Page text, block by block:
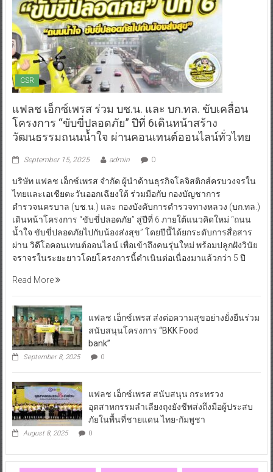
CSR
แฟลช เอ็กซ์เพรส ร่วม บช.น. และ บก.ทล. ขับเคลื่อน
โครงการ “ขับขี่ปลอดภัย” ปีที่ 6เดินหน้าสร้าง
วัฒนธรรมถนนน้ำใจ ผ่านคอนเทนต์ออนไลน์ทั่วไทย
September 15, 2025 admin 0
บริษัท แฟลช เอ็กซ์เพรส จำกัด ผู้นำด้านธุรกิจโลจิสติกส์ครบวงจรใน
ไทยและเอเชียตะวันออกเฉียงใต้ ร่วมมือกับ กองบัญชาการ
ตำรวจนครบาล (บช.น.) และ กองบังคับการตำรวจทางหลวง (บก.ทล.)
เดินหน้าโครงการ “ขับขี่ปลอดภัย” สู่ปีที่ 6 ภายใต้แนวคิดใหม่ “ถนน
น้ำใจ ขับขี่ปลอดภัยไปกับน้องส่งสุข” โดยปีนี้ได้ยกระดับการสื่อสาร
ผ่าน วิดีโอคอนเทนต์ออนไลน์ เพื่อเข้าถึงคนรุ่นใหม่ พร้อมปลูกฝังวินัย
จราจรในระยะยาวโดยโครงการนี้ดำเนินต่อเนื่องมาแล้วกว่า 5 ปี
Read More
แฟลช เอ็กซ์เพรส ส่งต่อความสุขอย่างยั่งยืนร่วม
สนับสนุนโครงการ “BKK Food
bank”
September 8, 2025 0
แฟลช เอ็กซ์เพรส สนับสนุน กระทรวง
อุตสาหกรรมลำเลียงถุงยังชีพส่งถึงมือผู้ประสบ
ภัยในพื้นที่ชายแดน ไทย-กัมพูชา
August 8, 2025 0